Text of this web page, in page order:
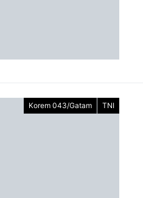
Korem 043/Gatam TNI